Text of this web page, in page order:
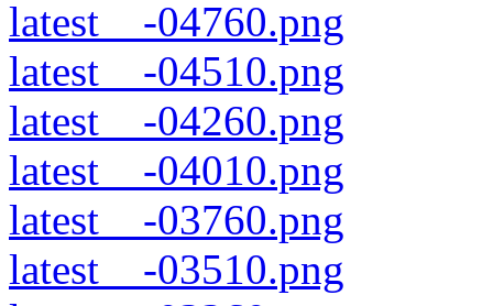
latest__-04760.png
latest__-04510.png
latest__-04260.png
latest__-04010.png
latest__-03760.png
latest__-03510.png